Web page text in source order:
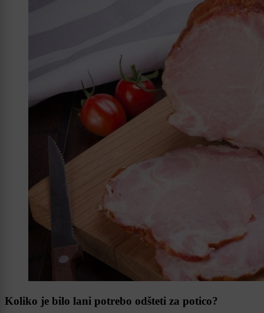
Koliko je bilo lani potrebo odšteti za potico?